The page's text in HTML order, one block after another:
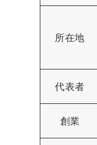
所在地
代表者
創業